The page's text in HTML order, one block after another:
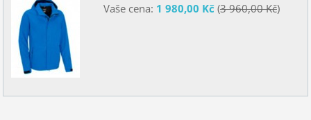
Vaše cena: 1 980,00 Kč(3 960,00 Kč)